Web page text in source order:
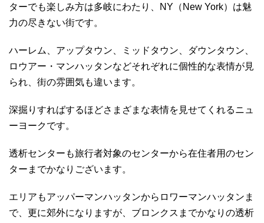
ターでも楽しみ方は多岐にわたり、NY（New York）は魅
力の尽きない街です。
ハーレム、アップタウン、ミッドタウン、ダウンタウン、
ロウアー・マンハッタンなどそれぞれに個性的な表情が見
られ、街の雰囲気も違います。
深掘りすればするほどさまざまな表情を見せてくれるニュ
ーヨークです。
透析センターも旅行者対象のセンターから在住者用のセン
ターまでかなりございます。
エリアもアッパーマンハッタンからロワーマンハッタンま
で、更に郊外になりますが、ブロンクスまでかなりの透析